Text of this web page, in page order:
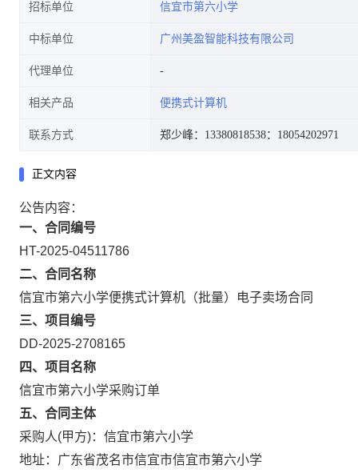
招标单位 信宜市第六小学
中标单位 广州美盈智能科技有限公司
代理单位
相关产品 便携式计算机
联系方式 郑少峰：13380818538：18054202971
正文内容
公告内容：
一、合同编号
HT-2025-04511786
二、合同名称
信宜市第六小学便携式计算机（批量）电子卖场合同
三、项目编号
DD-2025-2708165
四、项目名称
信宜市第六小学采购订单
五、合同主体
采购人(甲方)：信宜市第六小学
地址：广东省茂名市信宜市信宜市第六小学